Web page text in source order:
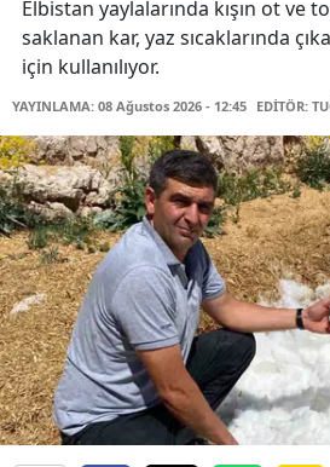
Elbistan yaylalarında kışın ot ve
saklanan kar, yaz sıcaklarında
için kullanılıyor.
YAYINLAMA: 08 Ağustos 2026 - 12:45 EDİTÖR: